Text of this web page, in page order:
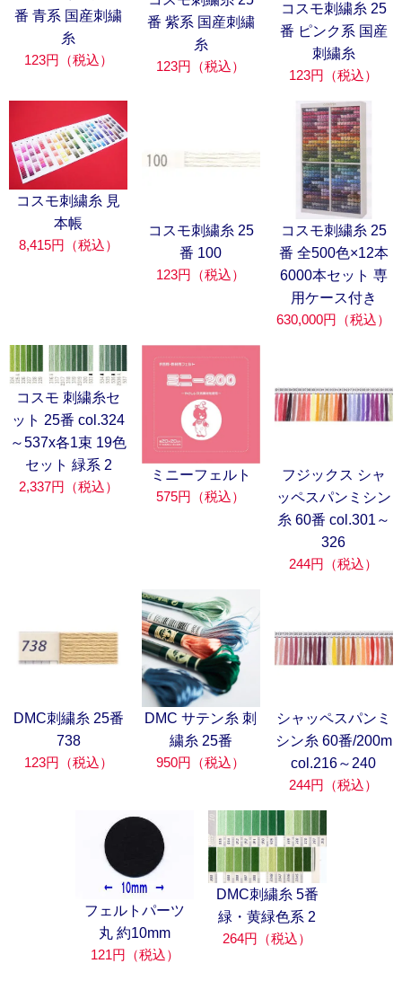
番 青系 国産刺繍
糸
123円（税込）
番 紫系 国産刺繍
糸
123円（税込）
コスモ刺繍糸 25
番 ピンク系 国産
刺繍糸
123円（税込）
コスモ刺繍糸 見
本帳
8,415円（税込）
コスモ刺繍糸 25
番 100
123円（税込）
コスモ刺繍糸 25
番 全500色×12本
6000本セット 専
用ケース付き
630,000円（税込）
コスモ 刺繍糸セ
ット 25番 col.324
～537x各1束 19色
セット 緑系 2
2,337円（税込）
ミニーフェルト
575円（税込）
フジックス シャ
ッペスパンミシン
糸 60番 col.301～
326
244円（税込）
DMC刺繍糸 25番
738
123円（税込）
DMC サテン糸 刺
繍糸 25番
950円（税込）
シャッペスパンミ
シン糸 60番/200m
col.216～240
244円（税込）
フェルトパーツ
丸 約10mm
121円（税込）
DMC刺繍糸 5番
緑・黄緑色系 2
264円（税込）